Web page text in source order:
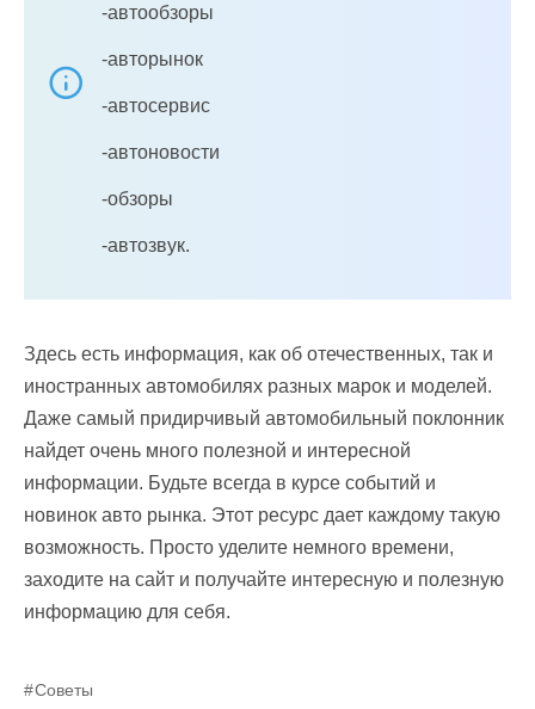
-автообзоры
-авторынок
-автосервис
-автоновости
-обзоры
-автозвук.
Здесь есть информация, как об отечественных, так и
иностранных автомобилях разных марок и моделей.
Даже самый придирчивый автомобильный поклонник
найдет очень много полезной и интересной
информации. Будьте всегда в курсе событий и
новинок авто рынка. Этот ресурс дает каждому такую
возможность. Просто уделите немного времени,
заходите на сайт и получайте интересную и полезную
информацию для себя.
Советы